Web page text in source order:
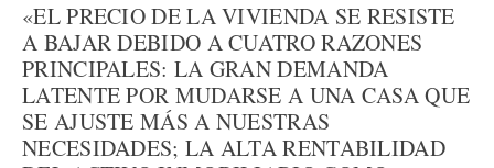
«EL PRECIO DE LA VIVIENDA SE RESISTE
A BAJAR DEBIDO A CUATRO RAZONES
PRINCIPALES: LA GRAN DEMANDA
LATENTE POR MUDARSE A UNA CASA QUE
SE AJUSTE MÁS A NUESTRAS
NECESIDADES; LA ALTA RENTABILIDAD